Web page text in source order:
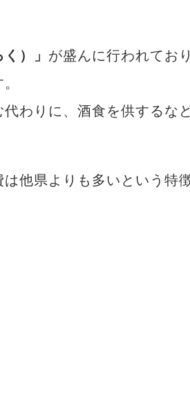
）」 が盛んに行われてお
わりに、酒食を供するな
他県よりも多いという特